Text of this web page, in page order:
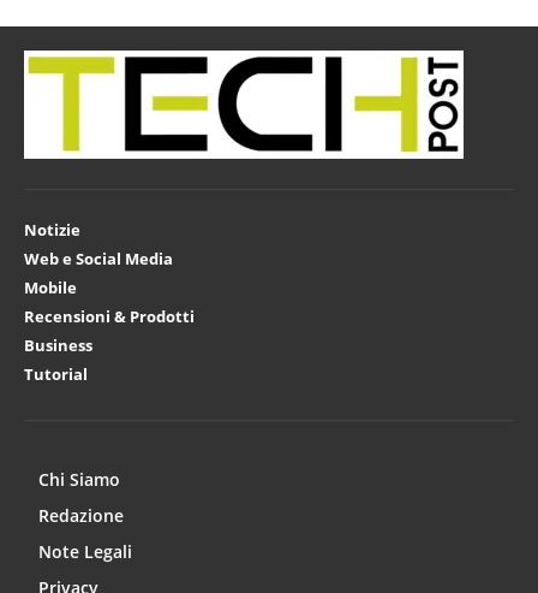
Notizie
Web e Social Media
Mobile
Recensioni & Prodotti
Business
Tutorial
Chi Siamo
Redazione
Note Legali
Privacy